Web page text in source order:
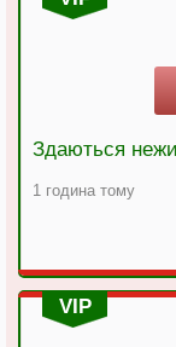
Здаються
1 година тому
VIP